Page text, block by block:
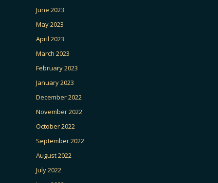
June 2023
May 2023
April 2023
March 2023
February 2023
January 2023
December 2022
November 2022
October 2022
September 2022
August 2022
July 2022